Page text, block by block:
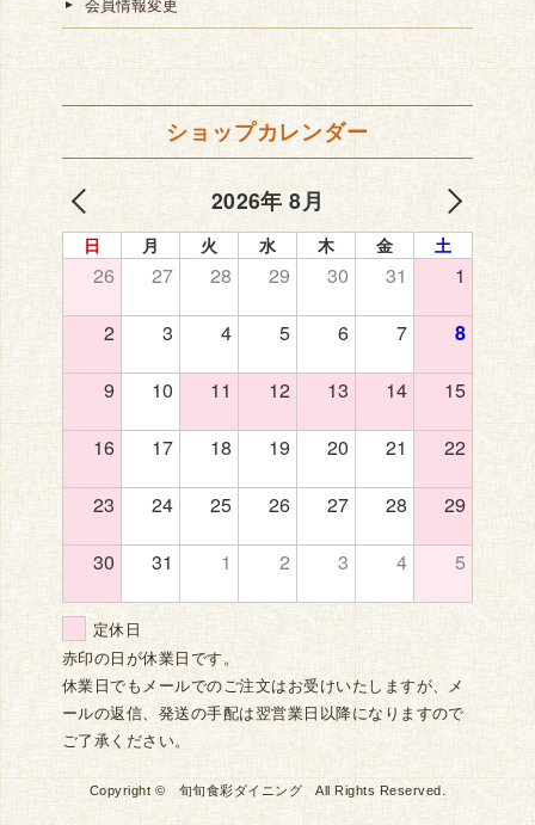
会員情報変更
ショップカレンダー
2026年 8月
日 月 火 水 木 金 土
26 27 28 29 30 31 1
2 3 4 5 6 7 8
9 10 11 12 13 14 15
16 17 18 19 20 21 22
23 24 25 26 27 28 29
30 31 1 2 3 4 5
定休日
赤印の日が休業日です。
休業日でもメールでのご注文はお受けいたしますが、メ
ールの返信、発送の手配は翌営業日以降になりますので
ご了承ください。
Copyright © 旬旬食彩ダイニング All Rights Reserved.